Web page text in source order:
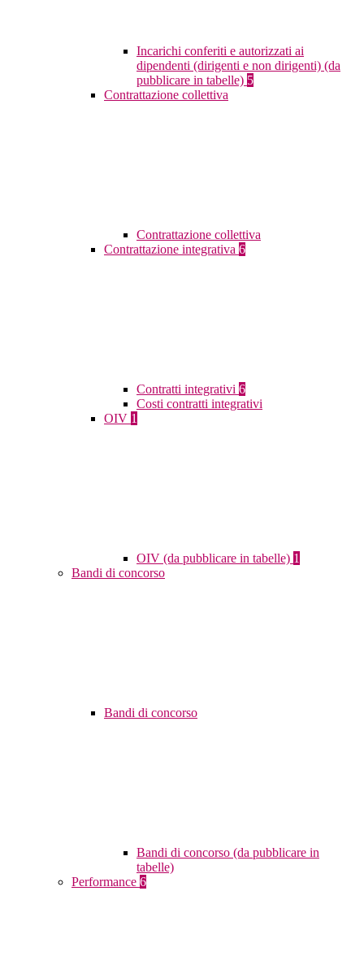
Incarichi conferiti e autorizzati ai
dipendenti (dirigenti e non dirigenti) (da
pubblicare in tabelle) 5
Contrattazione collettiva
Contrattazione collettiva
Contrattazione integrativa 6
Contratti integrativi 6
Costi contratti integrativi
OIV 1
OIV (da pubblicare in tabelle) 1
Bandi di concorso
Bandi di concorso
Bandi di concorso (da pubblicare in
tabelle)
Performance 6